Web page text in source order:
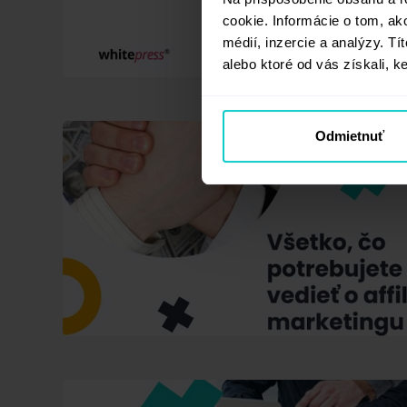
cookie. Informácie o tom,
médií, inzercie a analýzy.
alebo ktoré od vás získali,
Odmietnuť